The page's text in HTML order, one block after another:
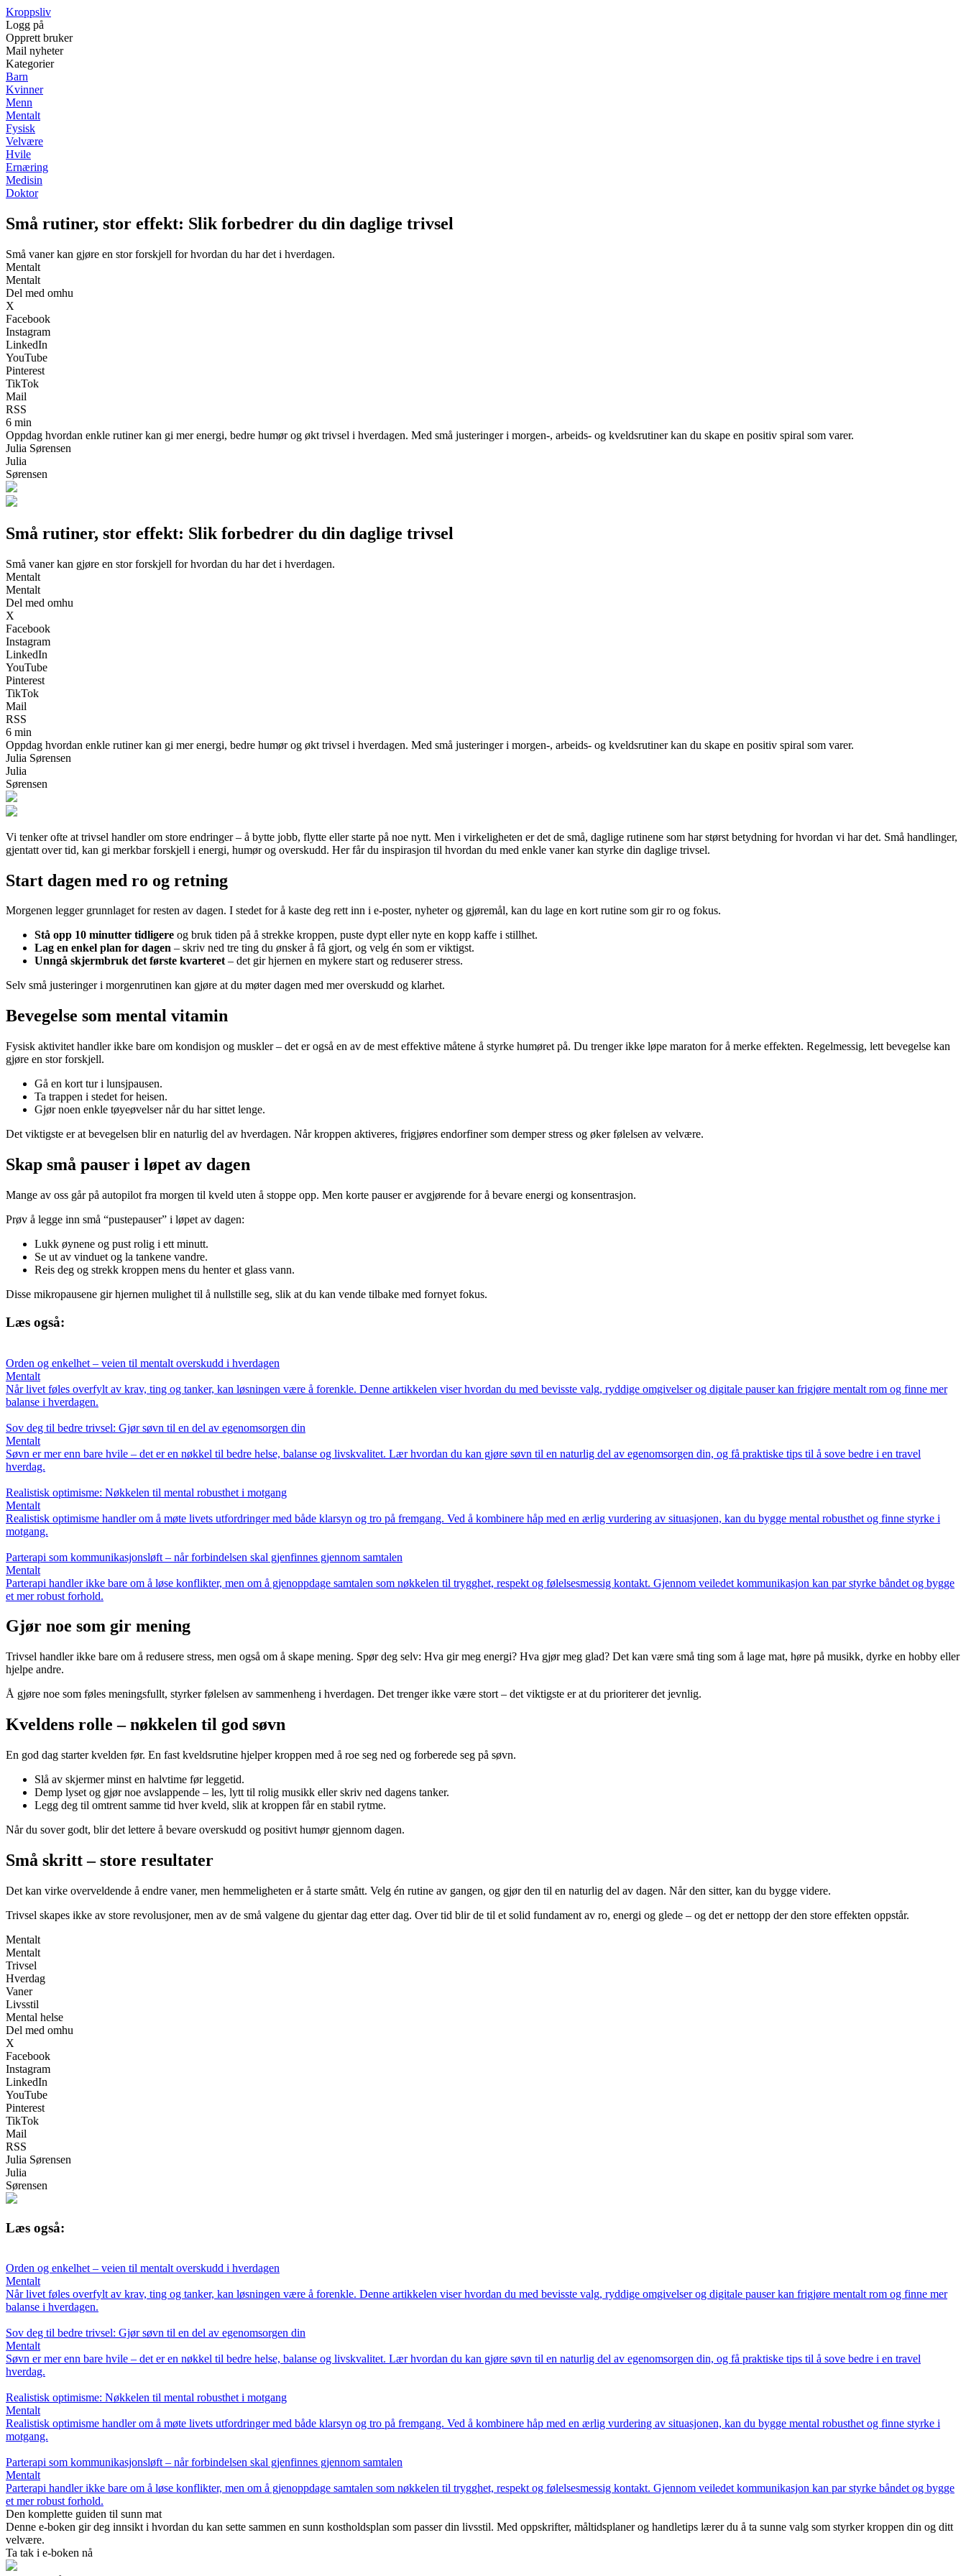
Kroppsliv
Logg på
Opprett bruker
Mail nyheter
Kategorier
Barn
Kvinner
Menn
Mentalt
Fysisk
Velvære
Hvile
Ernæring
Medisin
Doktor
Små rutiner, stor effekt: Slik forbedrer du din daglige trivsel
Små vaner kan gjøre en stor forskjell for hvordan du har det i hverdagen.
Mentalt
Mentalt
Del med omhu
X
Facebook
Instagram
LinkedIn
YouTube
Pinterest
TikTok
Mail
RSS
6 min
Oppdag hvordan enkle rutiner kan gi mer energi, bedre humør og økt trivsel i hverdagen. Med små justeringer i morgen-, arbeids- og kveldsrutiner kan du skape en positiv spiral som varer.
Julia Sørensen
Julia
Sørensen
Små rutiner, stor effekt: Slik forbedrer du din daglige trivsel
Små vaner kan gjøre en stor forskjell for hvordan du har det i hverdagen.
Mentalt
Mentalt
Del med omhu
X
Facebook
Instagram
LinkedIn
YouTube
Pinterest
TikTok
Mail
RSS
6 min
Oppdag hvordan enkle rutiner kan gi mer energi, bedre humør og økt trivsel i hverdagen. Med små justeringer i morgen-, arbeids- og kveldsrutiner kan du skape en positiv spiral som varer.
Julia Sørensen
Julia
Sørensen
Vi tenker ofte at trivsel handler om store endringer – å bytte jobb, flytte eller starte på noe nytt. Men i virkeligheten er det de små, daglige rutinene som har størst betydning for hvordan vi har det. Små handlinger,
gjentatt over tid, kan gi merkbar forskjell i energi, humør og overskudd. Her får du inspirasjon til hvordan du med enkle vaner kan styrke din daglige trivsel.
Start dagen med ro og retning
Morgenen legger grunnlaget for resten av dagen. I stedet for å kaste deg rett inn i e-poster, nyheter og gjøremål, kan du lage en kort rutine som gir ro og fokus.
Stå opp 10 minutter tidligere og bruk tiden på å strekke kroppen, puste dypt eller nyte en kopp kaffe i stillhet.
Lag en enkel plan for dagen – skriv ned tre ting du ønsker å få gjort, og velg én som er viktigst.
Unngå skjermbruk det første kvarteret– det gir hjernen en mykere start og reduserer stress.
Selv små justeringer i morgenrutinen kan gjøre at du møter dagen med mer overskudd og klarhet.
Bevegelse som mental vitamin
Fysisk aktivitet handler ikke bare om kondisjon og muskler – det er også en av de mest effektive måtene å styrke humøret på. Du trenger ikke løpe maraton for å merke effekten. Regelmessig, lett bevegelse kan
gjøre en stor forskjell.
Gå en kort tur i lunsjpausen.
Ta trappen i stedet for heisen.
Gjør noen enkle tøyeøvelser når du har sittet lenge.
Det viktigste er at bevegelsen blir en naturlig del av hverdagen. Når kroppen aktiveres, frigjøres endorfiner som demper stress og øker følelsen av velvære.
Skap små pauser i løpet av dagen
Mange av oss går på autopilot fra morgen til kveld uten å stoppe opp. Men korte pauser er avgjørende for å bevare energi og konsentrasjon.
Prøv å legge inn små “pustepauser” i løpet av dagen:
Lukk øynene og pust rolig i ett minutt.
Se ut av vinduet og la tankene vandre.
Reis deg og strekk kroppen mens du henter et glass vann.
Disse mikropausene gir hjernen mulighet til å nullstille seg, slik at du kan vende tilbake med fornyet fokus.
Læs også:
Orden og enkelhet – veien til mentalt overskudd i hverdagen
Mentalt
Når livet føles overfylt av krav, ting og tanker, kan løsningen være å forenkle. Denne artikkelen viser hvordan du med bevisste valg, ryddige omgivelser og digitale pauser kan frigjøre mentalt rom og finne mer
balanse i hverdagen.
Sov deg til bedre trivsel: Gjør søvn til en del av egenomsorgen din
Mentalt
Søvn er mer enn bare hvile – det er en nøkkel til bedre helse, balanse og livskvalitet. Lær hvordan du kan gjøre søvn til en naturlig del av egenomsorgen din, og få praktiske tips til å sove bedre i en travel
hverdag.
Realistisk optimisme: Nøkkelen til mental robusthet i motgang
Mentalt
Realistisk optimisme handler om å møte livets utfordringer med både klarsyn og tro på fremgang. Ved å kombinere håp med en ærlig vurdering av situasjonen, kan du bygge mental robusthet og finne styrke i
motgang.
Parterapi som kommunikasjonsløft – når forbindelsen skal gjenfinnes gjennom samtalen
Mentalt
Parterapi handler ikke bare om å løse konflikter, men om å gjenoppdage samtalen som nøkkelen til trygghet, respekt og følelsesmessig kontakt. Gjennom veiledet kommunikasjon kan par styrke båndet og bygge
et mer robust forhold.
Gjør noe som gir mening
Trivsel handler ikke bare om å redusere stress, men også om å skape mening. Spør deg selv: Hva gir meg energi? Hva gjør meg glad? Det kan være små ting som å lage mat, høre på musikk, dyrke en hobby eller
hjelpe andre.
Å gjøre noe som føles meningsfullt, styrker følelsen av sammenheng i hverdagen. Det trenger ikke være stort – det viktigste er at du prioriterer det jevnlig.
Kveldens rolle – nøkkelen til god søvn
En god dag starter kvelden før. En fast kveldsrutine hjelper kroppen med å roe seg ned og forberede seg på søvn.
Slå av skjermer minst en halvtime før leggetid.
Demp lyset og gjør noe avslappende – les, lytt til rolig musikk eller skriv ned dagens tanker.
Legg deg til omtrent samme tid hver kveld, slik at kroppen får en stabil rytme.
Når du sover godt, blir det lettere å bevare overskudd og positivt humør gjennom dagen.
Små skritt – store resultater
Det kan virke overveldende å endre vaner, men hemmeligheten er å starte smått. Velg én rutine av gangen, og gjør den til en naturlig del av dagen. Når den sitter, kan du bygge videre.
Trivsel skapes ikke av store revolusjoner, men av de små valgene du gjentar dag etter dag. Over tid blir de til et solid fundament av ro, energi og glede – og det er nettopp der den store effekten oppstår.
Mentalt
Mentalt
Trivsel
Hverdag
Vaner
Livsstil
Mental helse
Del med omhu
X
Facebook
Instagram
LinkedIn
YouTube
Pinterest
TikTok
Mail
RSS
Julia Sørensen
Julia
Sørensen
Læs også:
Orden og enkelhet – veien til mentalt overskudd i hverdagen
Mentalt
Når livet føles overfylt av krav, ting og tanker, kan løsningen være å forenkle. Denne artikkelen viser hvordan du med bevisste valg, ryddige omgivelser og digitale pauser kan frigjøre mentalt rom og finne mer
balanse i hverdagen.
Sov deg til bedre trivsel: Gjør søvn til en del av egenomsorgen din
Mentalt
Søvn er mer enn bare hvile – det er en nøkkel til bedre helse, balanse og livskvalitet. Lær hvordan du kan gjøre søvn til en naturlig del av egenomsorgen din, og få praktiske tips til å sove bedre i en travel
hverdag.
Realistisk optimisme: Nøkkelen til mental robusthet i motgang
Mentalt
Realistisk optimisme handler om å møte livets utfordringer med både klarsyn og tro på fremgang. Ved å kombinere håp med en ærlig vurdering av situasjonen, kan du bygge mental robusthet og finne styrke i
motgang.
Parterapi som kommunikasjonsløft – når forbindelsen skal gjenfinnes gjennom samtalen
Mentalt
Parterapi handler ikke bare om å løse konflikter, men om å gjenoppdage samtalen som nøkkelen til trygghet, respekt og følelsesmessig kontakt. Gjennom veiledet kommunikasjon kan par styrke båndet og bygge
et mer robust forhold.
Den komplette guiden til sunn mat
Denne e-boken gir deg innsikt i hvordan du kan sette sammen en sunn kostholdsplan som passer din livsstil. Med oppskrifter, måltidsplaner og handletips lærer du å ta sunne valg som styrker kroppen din og ditt
velvære.
Ta tak i e-boken nå